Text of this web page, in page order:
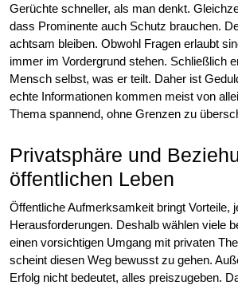
Gerüchte schneller, als man denkt.
dass Prominente auch Schutz brauchen.
achtsam bleiben. Obwohl Fragen erlaubt
immer im Vordergrund stehen. Schließlich
Mensch selbst, was er teilt. Daher ist
echte Informationen kommen meist von
Thema spannend, ohne Grenzen zu
Privatsphäre und
öffentlichen Leben
Öffentliche Aufmerksamkeit bringt Vorteile,
Herausforderungen. Deshalb wählen viele
einen vorsichtigen Umgang mit privaten
scheint diesen Weg bewusst zu gehen.
Erfolg nicht bedeutet, alles preiszugeben.